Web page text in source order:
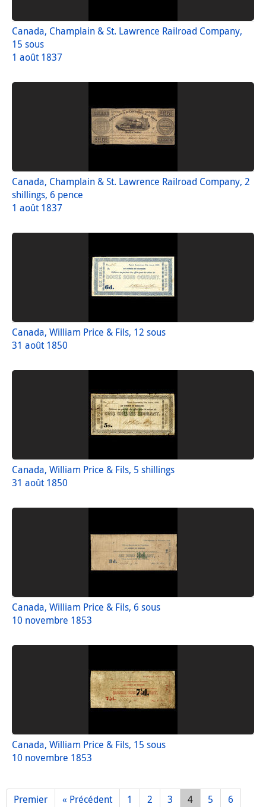
Canada, Champlain & St. Lawrence Railroad Company,
15 sous
1 août 1837
Canada, Champlain & St. Lawrence Railroad Company, 2
shillings, 6 pence
1 août 1837
Canada, William Price & Fils, 12 sous
31 août 1850
Canada, William Price & Fils, 5 shillings
31 août 1850
Canada, William Price & Fils, 6 sous
10 novembre 1853
Canada, William Price & Fils, 15 sous
10 novembre 1853
Premier « Précédent 1 2 3 4 5
6